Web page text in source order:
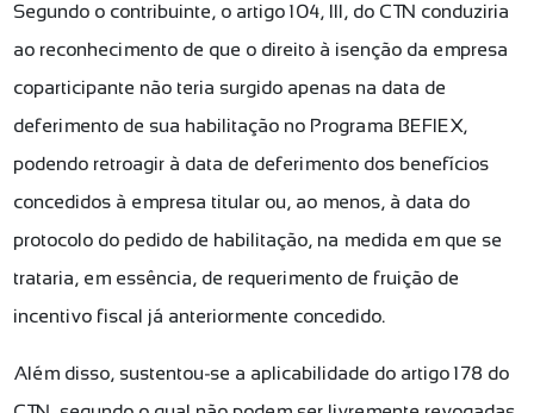
Segundo o contribuinte, o artigo 104, III, do CTN conduziria
ao reconhecimento de que o direito à isenção da empresa
coparticipante não teria surgido apenas na data de
deferimento de sua habilitação no Programa BEFIEX,
podendo retroagir à data de deferimento dos benefícios
concedidos à empresa titular ou, ao menos, à data do
protocolo do pedido de habilitação, na medida em que se
trataria, em essência, de requerimento de fruição de
incentivo fiscal já anteriormente concedido.
Além disso, sustentou-se a aplicabilidade do artigo 178 do